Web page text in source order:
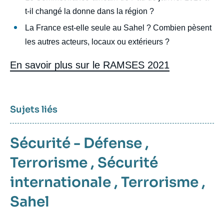
t-il changé la donne dans la région ?
La France est-elle seule au Sahel ? Combien pèsent
les autres acteurs, locaux ou extérieurs ?
En savoir plus sur le RAMSES 2021
Sujets liés
Sécurité - Défense ,
Terrorisme , Sécurité
internationale , Terrorisme ,
Sahel